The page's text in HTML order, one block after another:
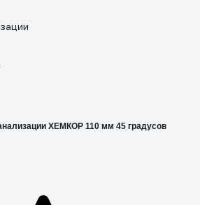
ХЕМКОР 110 мм 45 градусов